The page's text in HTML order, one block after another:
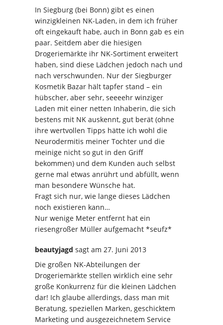
In Siegburg (bei Bonn) gibt es einen
winzigkleinen NK-Laden, in dem ich früher
oft eingekauft habe, auch in Bonn gab es ein
paar. Seitdem aber die hiesigen
Drogeriemärkte ihr NK-Sortiment erweitert
haben, sind diese Lädchen jedoch nach und
nach verschwunden. Nur der Siegburger
Kosmetik Bazar hält tapfer stand – ein
hübscher, aber sehr, seeeehr winziger
Laden mit einer netten Inhaberin, die sich
bestens mit NK auskennt, gut berät (ohne
ihre wertvollen Tipps hätte ich wohl die
Neurodermitis meiner Tochter und die
meinige nicht so gut in den Griff
bekommen) und dem Kunden auch selbst
gerne mal etwas anrührt und abfüllt, wenn
man besondere Wünsche hat.
Fragt sich nur, wie lange dieses Lädchen
noch existieren kann…
Nur wenige Meter entfernt hat ein
riesengroßer Müller aufgemacht *seufz*
beautyjagd sagt am 27. Juni 2013
Die großen NK-Abteilungen der
Drogeriemärkte stellen wirklich eine sehr
große Konkurrenz für die kleinen Lädchen
dar! Ich glaube allerdings, dass man mit
Beratung, speziellen Marken, geschicktem
Marketing und ausgezeichnetem Service